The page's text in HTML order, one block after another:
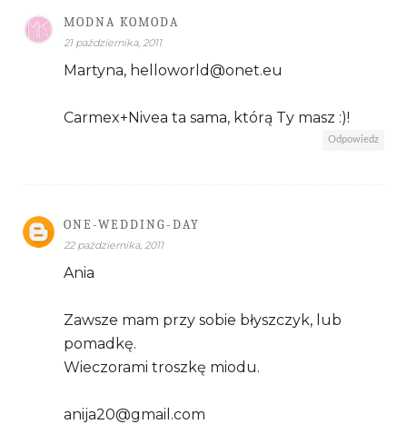
MODNA KOMODA
21 października, 2011
Martyna, helloworld@onet.eu
Carmex+Nivea ta sama, którą Ty masz :)!
Odpowiedz
ONE-WEDDING-DAY
22 października, 2011
Ania
Zawsze mam przy sobie błyszczyk, lub
pomadkę.
Wieczorami troszkę miodu.
anija20@gmail.com